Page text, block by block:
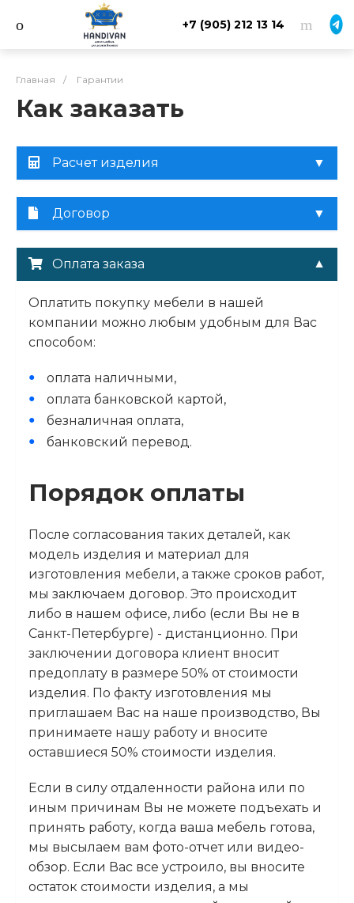
+7 (905) 212 13 14
Главная / Гарантии
Как заказать
Расчет изделия
Договор
Оплата заказа
Оплатить покупку мебели в нашей
компании можно любым удобным для Вас
способом:
оплата наличными,
оплата банковской картой,
безналичная оплата,
банковский перевод.
Порядок оплаты
После согласования таких деталей, как
модель изделия и материал для
изготовления мебели, а также сроков работ,
мы заключаем договор. Это происходит
либо в нашем офисе, либо (если Вы не в
Санкт-Петербурге) - дистанционно. При
заключении договора клиент вносит
предоплату в размере 50% от стоимости
изделия. По факту изготовления мы
приглашаем Вас на наше производство, Вы
принимаете нашу работу и вносите
оставшиеся 50% стоимости изделия.
Если в силу отдаленности района или по
иным причинам Вы не можете подъехать и
принять работу, когда ваша мебель готова,
мы высылаем вам фото-отчет или видео-
обзор. Если Вас все устроило, вы вносите
остаток стоимости изделия, а мы